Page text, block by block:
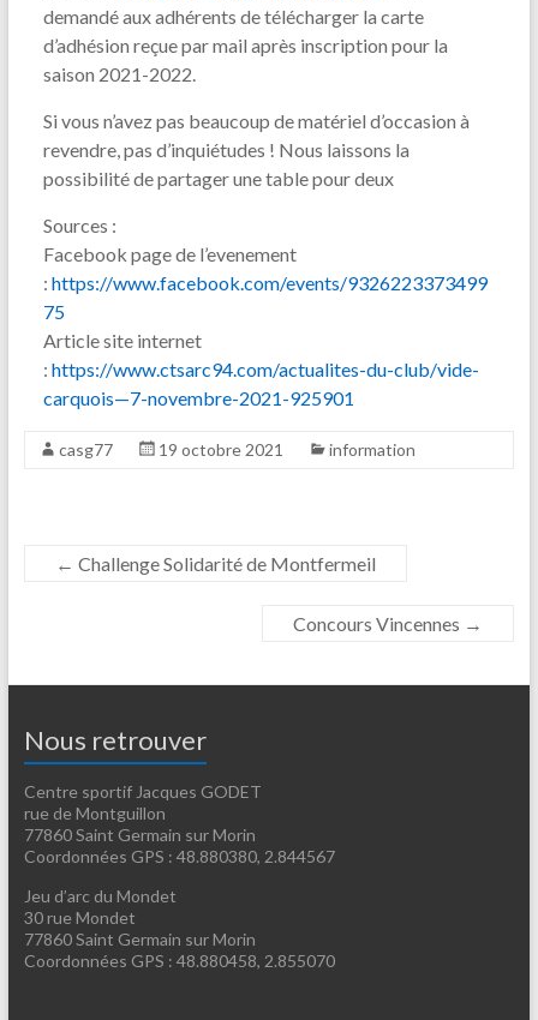
demandé aux adhérents de télécharger la carte
d’adhésion reçue par mail après inscription pour la
saison 2021-2022.
Si vous n’avez pas beaucoup de matériel d’occasion à
revendre, pas d’inquiétudes ! Nous laissons la
possibilité de partager une table pour deux
Sources :
Facebook page de l’evenement
: https://www.facebook.com/events/9326223373499
75
Article site internet
: https://www.ctsarc94.com/actualites-du-club/vide-
carquois—7-novembre-2021-925901
casg77 19 octobre 2021 information
← Challenge Solidarité de Montfermeil
Concours Vincennes →
Nous retrouver
Centre sportif Jacques GODET
rue de Montguillon
77860 Saint Germain sur Morin
Coordonnées GPS : 48.880380, 2.844567
Jeu d’arc du Mondet
30 rue Mondet
77860 Saint Germain sur Morin
Coordonnées GPS : 48.880458, 2.855070